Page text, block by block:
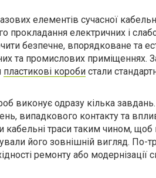
елементів сучасної
прокладання електричних і
безпечне, впорядковане та
та промислових приміщеннях.
пластикові короби стали
виконує одразу кілька
випадкового контакту та
кабельні траси таким чином,
його зовнішній вигляд. По-
ремонту або модернізації